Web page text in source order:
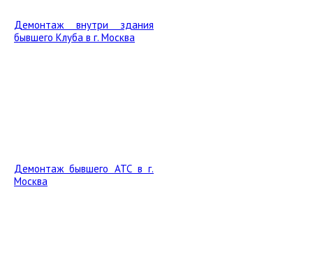
Демонтаж внутри здания
бывшего Клуба в г. Москва
Демонтаж бывшего АТС в г.
Москва